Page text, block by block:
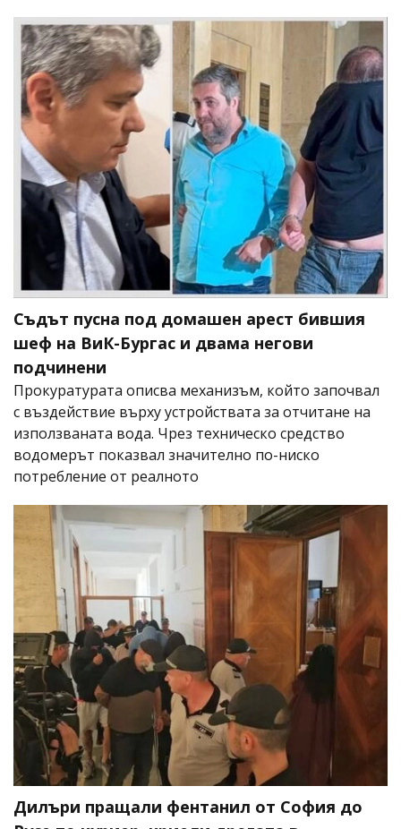
Съдът пусна под домашен арест бившия
шеф на ВиК-Бургас и двама негови
подчинени
Прокуратурата описва механизъм, който започвал
с въздействие върху устройствата за отчитане на
използваната вода. Чрез техническо средство
водомерът показвал значително по-ниско
потребление от реалното
Дилъри пращали фентанил от София до